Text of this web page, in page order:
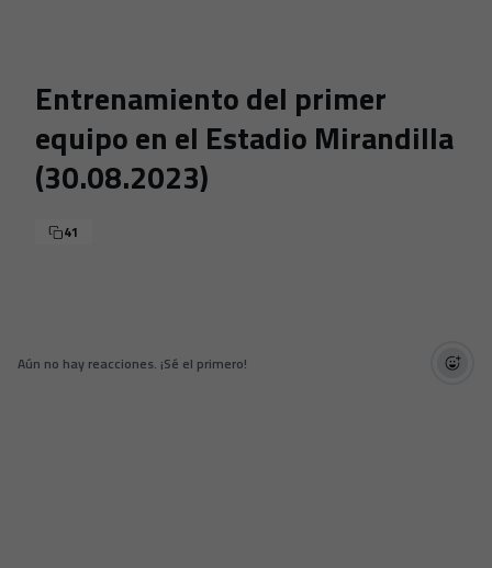
Entrenamiento del primer
equipo en el Estadio Mirandilla
(30.08.2023)
41
Aún no hay reacciones. ¡Sé el primero!